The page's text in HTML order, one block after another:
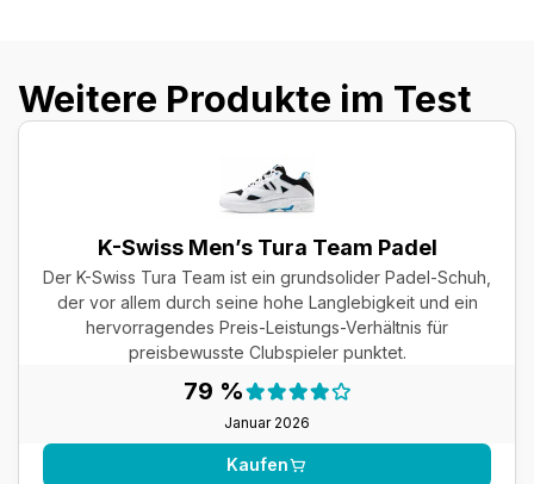
Weitere Produkte im Test
K-Swiss Men’s Tura Team Padel
Der K-Swiss Tura Team ist ein grundsolider Padel-Schuh,
der vor allem durch seine hohe Langlebigkeit und ein
hervorragendes Preis-Leistungs-Verhältnis für
preisbewusste Clubspieler punktet.
79 %
Januar 2026
Testergebnis:
Kaufen